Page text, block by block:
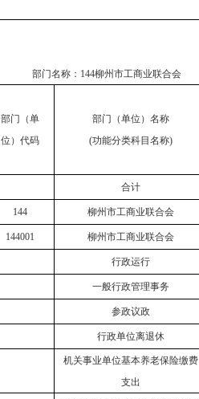
部门名称： 144柳州市工商业联合会
部门（单
位）代码
部门（单位）名称
(功能分类科目名称)
合计
144 柳州市工商业联合会
144001 柳州市工商业联合会
行政运行
一般行政管理事务
参政议政
行政单位离退休
机关事业单位基本养老保险缴费
支出